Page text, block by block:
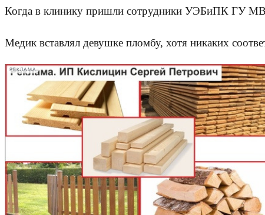
Когда в клинику пришли сотрудники УЭБиПК ГУ МВД
Медик вставлял девушке пломбу, хотя никаких
РЕКЛАМА